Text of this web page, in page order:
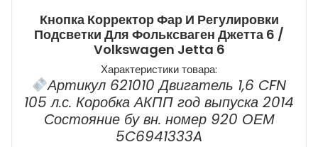
Кнопка Корректор Фар И Регулировки
Подсветки Для Фольксваген Джетта 6 /
Volkswagen Jetta 6
Характеристики товара:
Артикул 621010 Двигатель 1,6 CFN
105 л.с. Коробка АКПП год выпуска 2014
Состояние бу вн. номер 920 ОЕМ
5C6941333A